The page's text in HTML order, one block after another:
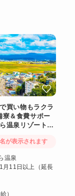
買い物もラクラ
＆食費サポー
温泉リゾートバ
が表示されます
温泉
月11日以上（延長
）